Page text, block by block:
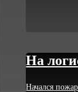
На
Начался